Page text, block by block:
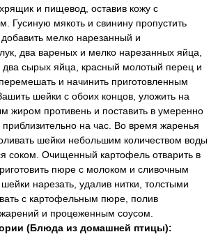
и пищевод, оставив кожу с
Гусиную мякоть и свинину пропустить
мелко нарезанный и
два вареных и мелко нарезанных яйца,
два сырых яйца, красный молотый перец и
и начинить приготовленным
шейки с обоих концов, уложить на
жиром противень и поставить в умеренно
приблизительно на час. Во время жаренья
шейки небольшим количеством воды
соком. Очищенный картофель отварить в
пюре с молоком и сливочным
нарезать, удалив нитки, толстыми
с картофельным пюре, полив
и процеженным соусом.
(Блюда из домашней птицы):